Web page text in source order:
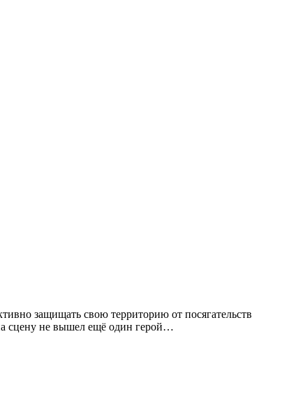
защищать свою территорию от посягательств
сцену не вышел ещё один герой…